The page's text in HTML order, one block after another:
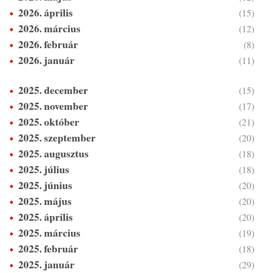
2026. április (15)
2026. március (12)
2026. február (8)
2026. január (11)
2025. december (15)
2025. november (17)
2025. október (21)
2025. szeptember (20)
2025. augusztus (18)
2025. július (18)
2025. június (20)
2025. május (20)
2025. április (20)
2025. március (19)
2025. február (18)
2025. január (29)